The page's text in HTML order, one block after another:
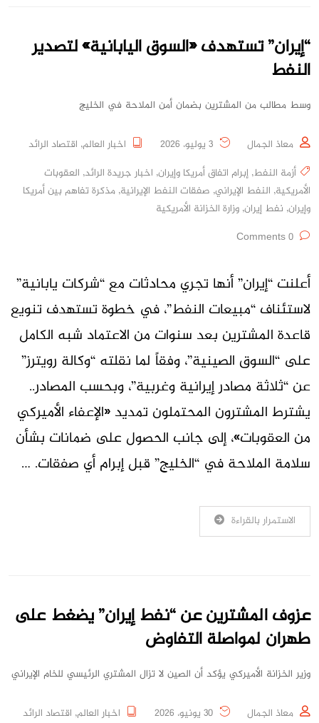
“إيران” تستهدف «السوق اليابانية» لتصدير
النفط
وسط مطالب من المشترين بضمان أمن الملاحة في الخليج
معاذ الجمال اخبار العالم, اقتصاد الرائد
أزمة النفط, إبرام اتفاق أمريكا وإيران, اخبار جريدة الرائد, العقوبات
الأمريكية, النفط الإيراني, صفقات النفط الإيرانية, مذكرة تفاهم بين أمريكا
وإيران, نفط إيران, وزارة الخزانة الأمريكية
أعلنت “إيران” أنها تجري محادثات مع “شركات يابانية”
لاستئناف “مبيعات النفط”، في خطوة تستهدف تنويع
قاعدة المشترين بعد سنوات من الاعتماد شبه الكامل
على “السوق الصينية”، وفقاً لما نقلته “وكالة رويترز”
عن “ثلاثة مصادر إيرانية وغربية”، وبحسب المصادر..
يشترط المشترون المحتملون تمديد «الإعفاء الأميركي
من العقوبات»، إلى جانب الحصول على ضمانات بشأن
سلامة الملاحة في “الخليج” قبل إبرام أي صفقات. …
الاستمرار بالقراءة
عزوف المشترين عن “نفط إيران” يضغط على
طهران لمواصلة التفاوض
وزير الخزانة الأميركي يؤكد أن الصين لا تزال المشتري الرئيسي للخام الإيراني
معاذ الجمال اخبار العالم, اقتصاد الرائد